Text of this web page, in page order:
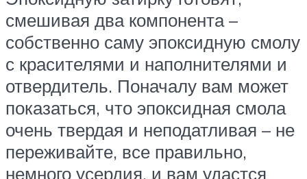
смешивая два компонента –
собственно саму эпоксидную смолу
с красителями и наполнителями и
отвердитель. Поначалу вам может
показаться, что эпоксидная смола
очень твердая и неподатливая – не
переживайте, все правильно,
немного усердия, и вам удастся